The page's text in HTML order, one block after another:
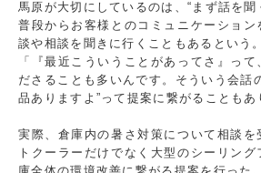
馬原が大切にしているのは、“まず話を聞
普段からお客様とのコミュニケーショ
談や相談を聞きに行くこともあるという。
「『最近こういうことがあってさ』って
ださることも多いんです。そういう会話
品ありますよ”って提案に繋がることもあ
実際、倉庫内の暑さ対策について相談を
トクーラーだけでなく大型のシーリン